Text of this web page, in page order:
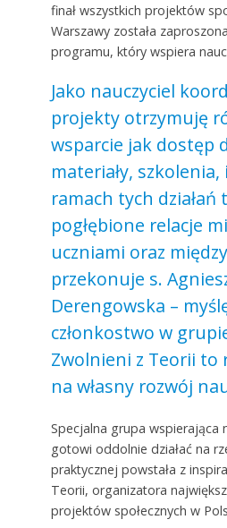
finał wszystkich projektów
Warszawy została
programu, który wspiera
Jako nauczyciel
projekty otrzymuję
wsparcie jak dostęp
materiały,
ramach tych działań
pogłębione relacje
uczniami oraz
przekonuje s.
Derengowska –
członkostwo w
Zwolnieni z Teorii to
na własny rozwój
Specjalna grupa wspierająca
gotowi oddolnie działać na
praktycznej powstała z
Teorii, organizatora
projektów społecznych w